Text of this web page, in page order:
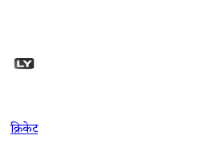
क्रिकेट